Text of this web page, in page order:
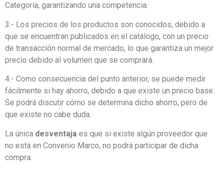
Categoría, garantizando una competencia.
3.- Los precios de los productos son conocidos, debido a
que se encuentran publicados en el catálogo, con un precio
de transacción normal de mercado, lo que garantiza un mejor
precio debido al volumen que se comprará.
4.- Como consecuencia del punto anterior, se puede medir
fácilmente si hay ahorro, debido a que existe un precio base.
Se podrá discutir cómo se determina dicho ahorro, pero de
que existe no cabe duda.
La única desventaja es que si existe algún proveedor que
no está en Convenio Marco, no podrá participar de dicha
compra.